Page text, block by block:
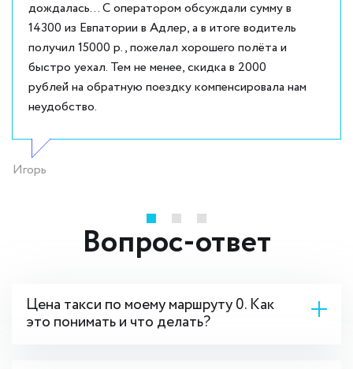
дождалась... С оператором обсуждали сумму в
14300 из Евпатории в Адлер, а в итоге водитель
получил 15000 р., пожелал хорошего полёта и
быстро уехал. Тем не менее, скидка в 2000
рублей на обратную поездку компенсировала нам
неудобство.
Игорь
Вопрос-ответ
Цена такси по моему маршруту 0. Как
это понимать и что делать?